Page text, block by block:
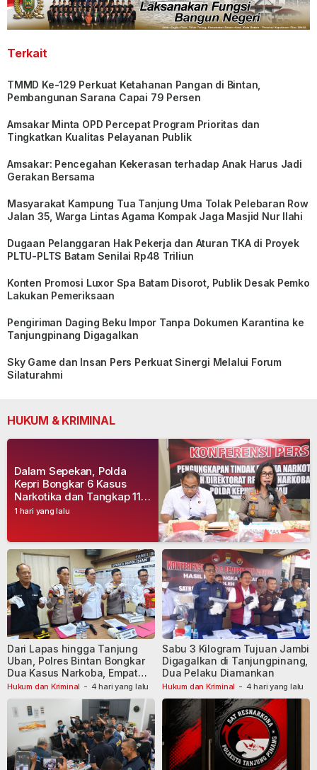
Terkait
TMMD Ke-129 Perkuat Ketahanan Pangan di Bintan,
Pembangunan Sarana Capai 79 Persen
Amsakar Minta OPD Percepat Program Prioritas dan
Tingkatkan Kualitas Pelayanan Publik
Amsakar: Pencegahan Kekerasan terhadap Anak Harus Jadi
Gerakan Bersama
Masyarakat Kampung Tua Tanjung Uma Tolak Pelebaran Row
Jalan 35, Warga Lintas Agama Kompak Jaga Masjid Nur Ilahi
Dugaan Pelanggaran Hak Pekerja dan Aturan TKA di Proyek
PLTU-PLTS Batam Senilai Rp48 Triliun
Konten Promosi Luxor Spa Batam Disorot, Publik Desak Pemko
Lakukan Pemeriksaan
Pengiriman Daging Beku Impor Tanpa Dokumen Karantina ke
Tanjungpinang Digagalkan
Sky Game dan Insan Pers Perkuat Sinergi Melalui Forum
Silaturahmi
HUKUM & KRIMINAL
1 hari yang lalu
Dalam Sepekan, Polda
Kepri Bongkar 6 Kasus
Narkotika dan Tangkap 11
Tersangka
Hukum dan Kriminal - 4 hari yang lalu
Dari Lapas hingga Tanjung
Uban, Polres Bintan Bongkar
Dua Kasus Narkoba, Empat
Tersangka Dibekuk
Hukum dan Kriminal - 4 hari yang lalu
Sabu 3 Kilogram Tujuan Jambi
Digagalkan di Tanjungpinang,
Dua Pelaku Diamankan